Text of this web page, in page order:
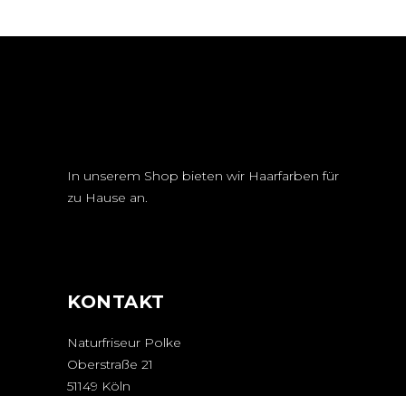
In unserem Shop bieten wir Haarfarben für
zu Hause an.
KONTAKT
Naturfriseur Polke
Oberstraße 21
51149 Köln